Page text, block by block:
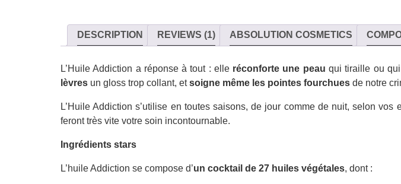
DESCRIPTION REVIEWS (1) ABSOLUTION COSMETICS
L’Huile Addiction a réponse à tout : elle réconforte une peau qui tiraille ou
lèvres un gloss trop collant, etsoigne même les pointes fourchues de notre
L’Huile Addiction s’utilise en toutes saisons, de jour comme de nuit, selon
feront très vite votre soin incontournable.
Ingrédients stars
L’huile Addiction se compose d’un cocktail de 27 huiles végétales, dont :